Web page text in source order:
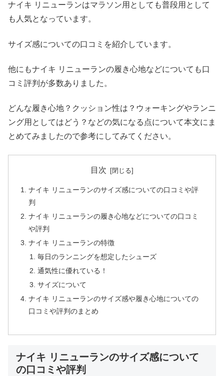
ナイキ リニューランはマラソン用としても普段用として
も人気となっています。
サイズ感についての口コミを紹介しています。
他にもナイキ リニューランの履き心地などについても口
コミ評判が多数ありました。
どんな履き心地？クッション性は？ウォーキングやランニ
ング用としてはどう？などの気になる点について本文にま
とめてみましたので参考にしてみてください。
目次
ナイキ リニューランのサイズ感についての口コミや評
判
ナイキ リニューランの履き心地などについての口コミ
や評判
ナイキ リニューランの特徴
毎日のランニングを想定したシューズ
通気性に優れている！
サイズについて
ナイキ リニューランのサイズ感や履き心地についての
口コミや評判のまとめ
ナイキ リニューランのサイズ感について
の口コミや評判